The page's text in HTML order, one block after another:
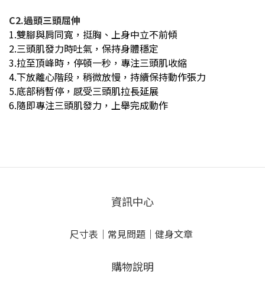
C2.過頭三頭屈伸
1.雙腳與肩同寬，挺胸、上身中立不前傾
2.三頭肌發力時吐氣，保持身體穩定
3.拉至頂峰時，停頓一秒，專注三頭肌收縮
4.下放離心階段，稍微放慢，持續保持動作張力
5.底部稍暫停，感受三頭肌拉長延展
6.隨即專注三頭肌發力，上舉完成動作
資訊中心
尺寸表 ｜ 常見問題 ｜ 健身文章
購物說明